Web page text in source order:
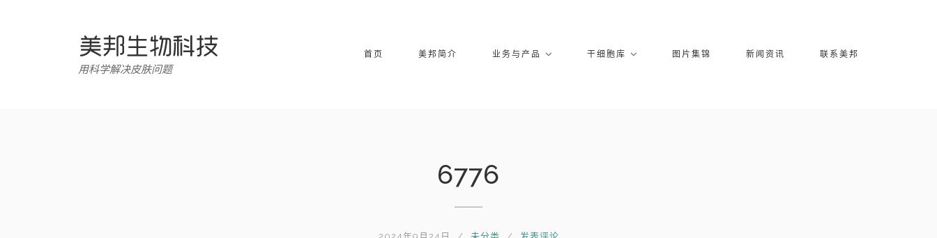
用科学解决皮肤问题
首页 美邦简介 业务与产品 干细胞库 图片集锦 新闻资讯 联系美邦
6776